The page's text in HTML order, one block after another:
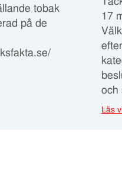
tobak
på de
17
och
Läs